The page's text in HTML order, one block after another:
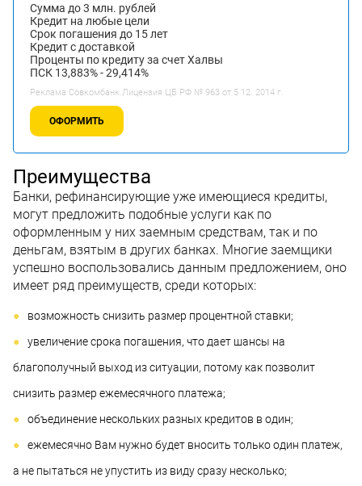
Сумма до 3 млн. рублей
Кредит на любые цели
Срок погашения до 15 лет
Кредит с доставкой
Проценты по кредиту за счет Халвы
ПСК 13,883% - 29,414%
Реклама Совкомбанк.Лицензия ЦБ РФ № 963 от 5 12. 2014 г.
ОФОРМИТЬ
Преимущества
Банки, рефинансирующие уже имеющиеся кредиты,
могут предложить подобные услуги как по
оформленным у них заемным средствам, так и по
деньгам, взятым в других банках. Многие заемщики
успешно воспользовались данным предложением, оно
имеет ряд преимуществ, среди которых:
возможность снизить размер процентной ставки;
увеличение срока погашения, что дает шансы на
благополучный выход из ситуации, потому как позволит
снизить размер ежемесячного платежа;
объединение нескольких разных кредитов в один;
ежемесячно Вам нужно будет вносить только один платеж,
а не пытаться не упустить из виду сразу несколько;